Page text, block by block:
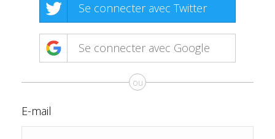
Se connecter avec Twitter
Se connecter avec Google
ou
E-mail